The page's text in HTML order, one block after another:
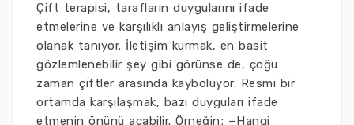
Çift terapisi, tarafların duygularını ifade
etmelerine ve karşılıklı anlayış geliştirmelerine
olanak tanıyor. İletişim kurmak, en basit
gözlemlenebilir şey gibi görünse de, çoğu
zaman çiftler arasında kayboluyor. Resmi bir
ortamda karşılaşmak, bazı duyguları ifade
etmenin önünü açabilir. Örneğin; −Hangi